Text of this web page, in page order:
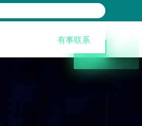
有事联系